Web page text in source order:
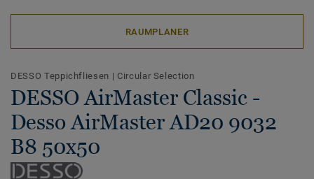
RAUMPLANER
DESSO Teppichfliesen | Circular Selection
DESSO AirMaster Classic -
Desso AirMaster AD20 9032
B8 50x50